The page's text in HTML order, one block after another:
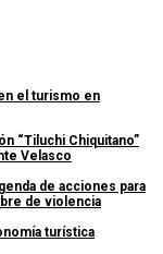
el turismo en
“Tiluchi Chiquitano”
Velasco
de acciones para
de violencia
turística